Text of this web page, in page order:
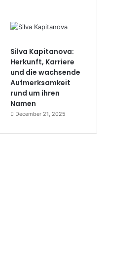
Silva Kapitanova:
Herkunft, Karriere
und die wachsende
Aufmerksamkeit
rund um ihren
Namen
December 21, 2025